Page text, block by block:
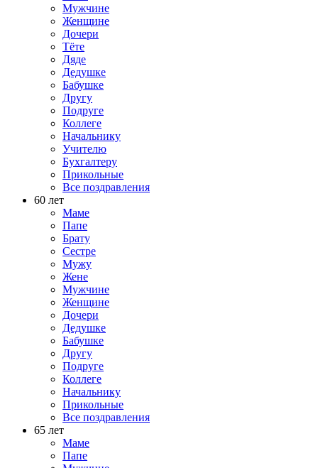
Мужчине
Женщине
Дочери
Тёте
Дяде
Дедушке
Бабушке
Другу
Подруге
Коллеге
Начальнику
Учителю
Бухгалтеру
Прикольные
Все поздравления
60 лет
Маме
Папе
Брату
Сестре
Мужу
Жене
Мужчине
Женщине
Дочери
Дедушке
Бабушке
Другу
Подруге
Коллеге
Начальнику
Прикольные
Все поздравления
65 лет
Маме
Папе